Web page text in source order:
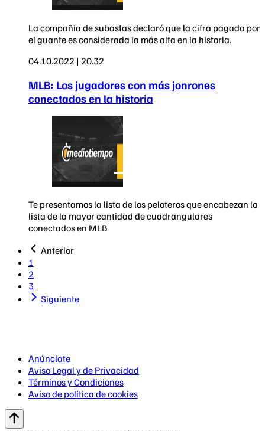
La compañía de subastas declaró que la cifra pagada por
el guante es considerada la más alta en la historia.
04.10.2022 | 20.32
MLB: Los jugadores con más jonrones
conectados en la historia
Te presentamos la lista de los peloteros que encabezan la
lista de la mayor cantidad de cuadrangulares
conectados en MLB
Anterior
1
2
3
Siguiente
Anúnciate
Aviso Legal y de Privacidad
Términos y Condiciones
Aviso de política de cookies